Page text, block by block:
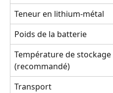
Teneur en lithium-métal
Poids de la batterie
Température de stockage
(recommandé)
Transport